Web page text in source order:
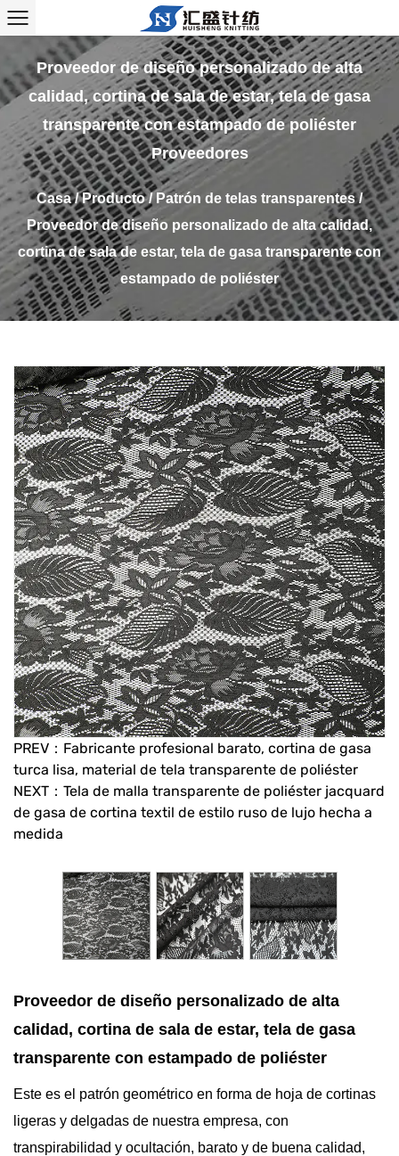
Proveedor de diseño personalizado de alta
calidad, cortina de sala de estar, tela de gasa
transparente con estampado de poliéster
Proveedores
Casa/Producto/ Patrón de telas transparentes/
Proveedor de diseño personalizado de alta calidad,
cortina de sala de estar, tela de gasa transparente con
estampado de poliéster
PREV：Fabricante profesional barato, cortina de gasa
turca lisa, material de tela transparente de poliéster
NEXT：Tela de malla transparente de poliéster jacquard
de gasa de cortina textil de estilo ruso de lujo hecha a
medida
Proveedor de diseño personalizado de alta
calidad, cortina de sala de estar, tela de gasa
transparente con estampado de poliéster
Este es el patrón geométrico en forma de hoja de cortinas
ligeras y delgadas de nuestra empresa, con
transpirabilidad y ocultación, barato y de buena calidad,